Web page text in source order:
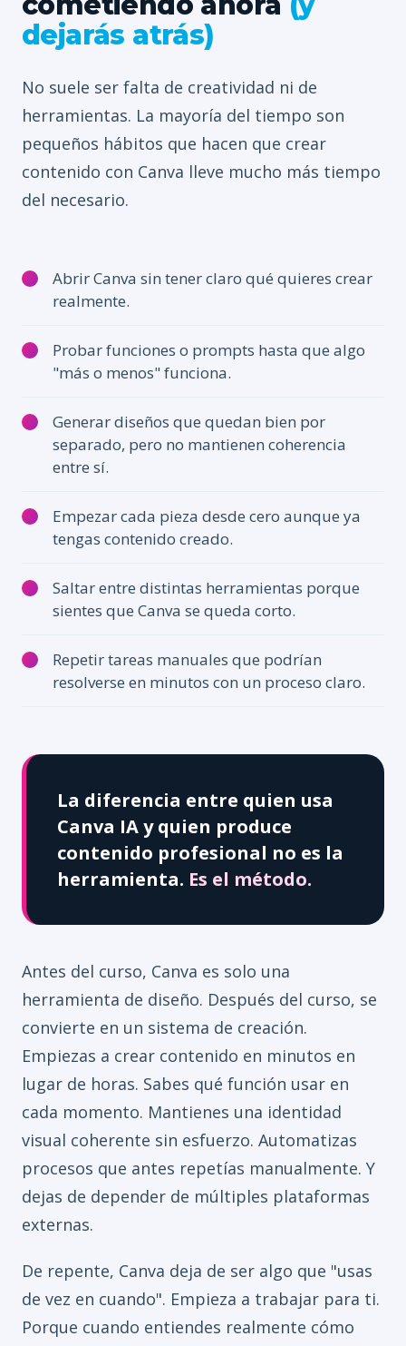
dejarás atrás)
No suele ser falta de creatividad ni de
herramientas. La mayoría del tiempo son
pequeños hábitos que hacen que crear
contenido con Canva lleve mucho más tiempo
del necesario.
Abrir Canva sin tener claro qué quieres crear
realmente.
Probar funciones o prompts hasta que algo
"más o menos" funciona.
Generar diseños que quedan bien por
separado, pero no mantienen coherencia
entre sí.
Empezar cada pieza desde cero aunque ya
tengas contenido creado.
Saltar entre distintas herramientas porque
sientes que Canva se queda corto.
Repetir tareas manuales que podrían
resolverse en minutos con un proceso claro.
La diferencia entre quien usa
Canva IA y quien produce
contenido profesional no es la
herramienta. Es el método.
Antes del curso, Canva es solo una
herramienta de diseño. Después del curso, se
convierte en un sistema de creación.
Empiezas a crear contenido en minutos en
lugar de horas. Sabes qué función usar en
cada momento. Mantienes una identidad
visual coherente sin esfuerzo. Automatizas
procesos que antes repetías manualmente. Y
dejas de depender de múltiples plataformas
externas.
De repente, Canva deja de ser algo que "usas
de vez en cuando". Empieza a trabajar para ti.
Porque cuando entiendes realmente cómo